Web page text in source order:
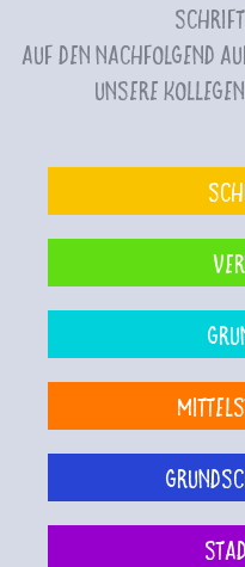
Auf den nachfolgend
unsere